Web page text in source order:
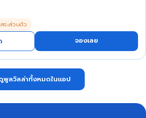
สระส่วนตัว
จองเลย
พูลวิลล่าทั้งหมดในแอป